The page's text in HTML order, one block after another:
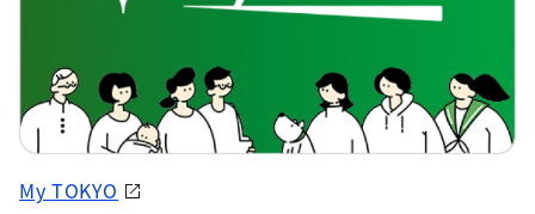
My TOKYO